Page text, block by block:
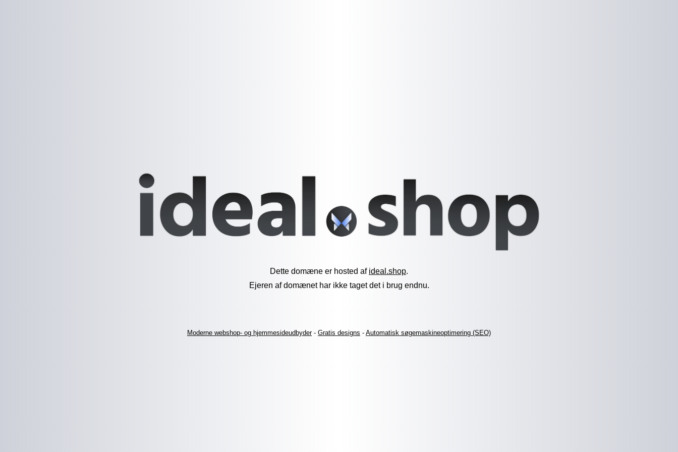
Dette domæne er hosted af ideal.shop.
Ejeren af domænet har ikke taget det i brug endnu.
Moderne webshop- og hjemmesideudbyder- Gratis designs - Automatisk søgemaskineoptimering (SEO)